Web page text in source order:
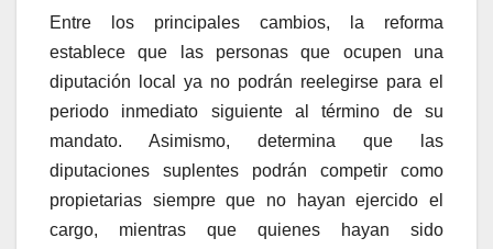
Entre los principales cambios, la reforma
establece que las personas que ocupen una
diputación local ya no podrán reelegirse para el
periodo inmediato siguiente al término de su
mandato. Asimismo, determina que las
diputaciones suplentes podrán competir como
propietarias siempre que no hayan ejercido el
cargo, mientras que quienes hayan sido